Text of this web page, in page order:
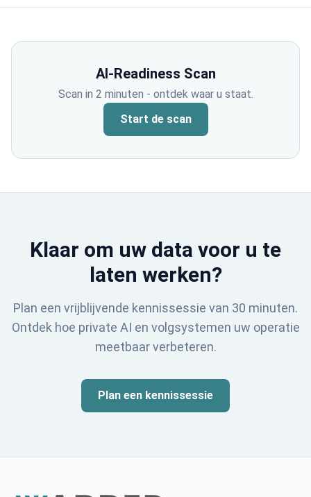
AI-Readiness Scan
Scan in 2 minuten - ontdek waar u staat.
Start de scan
Klaar om uw data voor u te
laten werken?
Plan een vrijblijvende kennissessie van 30 minuten.
Ontdek hoe private AI en volgsystemen uw operatie
meetbaar verbeteren.
Plan een kennissessie